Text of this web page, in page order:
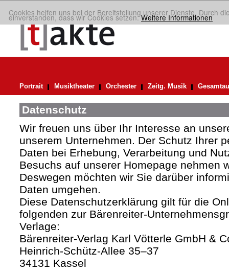
Cookies helfen uns bei der Bereitstellung unserer Dienste. Durch
einverstanden, dass wir Cookies setzen.Weitere Informationen
Portrait Musiktheater Orchester Zeitg. Musik
Datenschutz
Wir freuen uns über Ihr Interesse an
unserem Unternehmen. Der Schutz Ihrer
Daten bei Erhebung, Verarbeitung und
Besuchs auf unserer Homepage nehmen
Deswegen möchten wir Sie darüber
Daten umgehen.
Diese Datenschutzerklärung gilt für die
folgenden zur Bärenreiter-
Verlage:
Bärenreiter-Verlag Karl Vötterle GmbH &
Heinrich-Schütz-Allee 35–37
34131 Kassel